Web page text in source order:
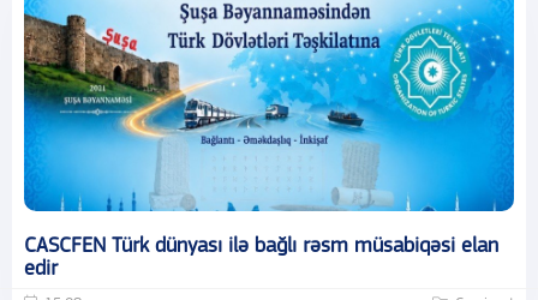
CASCFEN Türk dünyası ilə bağlı rəsm müsabiqəsi elan
edir